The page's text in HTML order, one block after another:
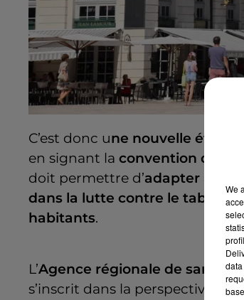
C’est donc une nouvelle étape
en signant la convention d’un
doit permettre d’adapter à
dans la lutte contre le
habitants.
L’Agence régionale de santé a
s’inscrit dans la perspective
We